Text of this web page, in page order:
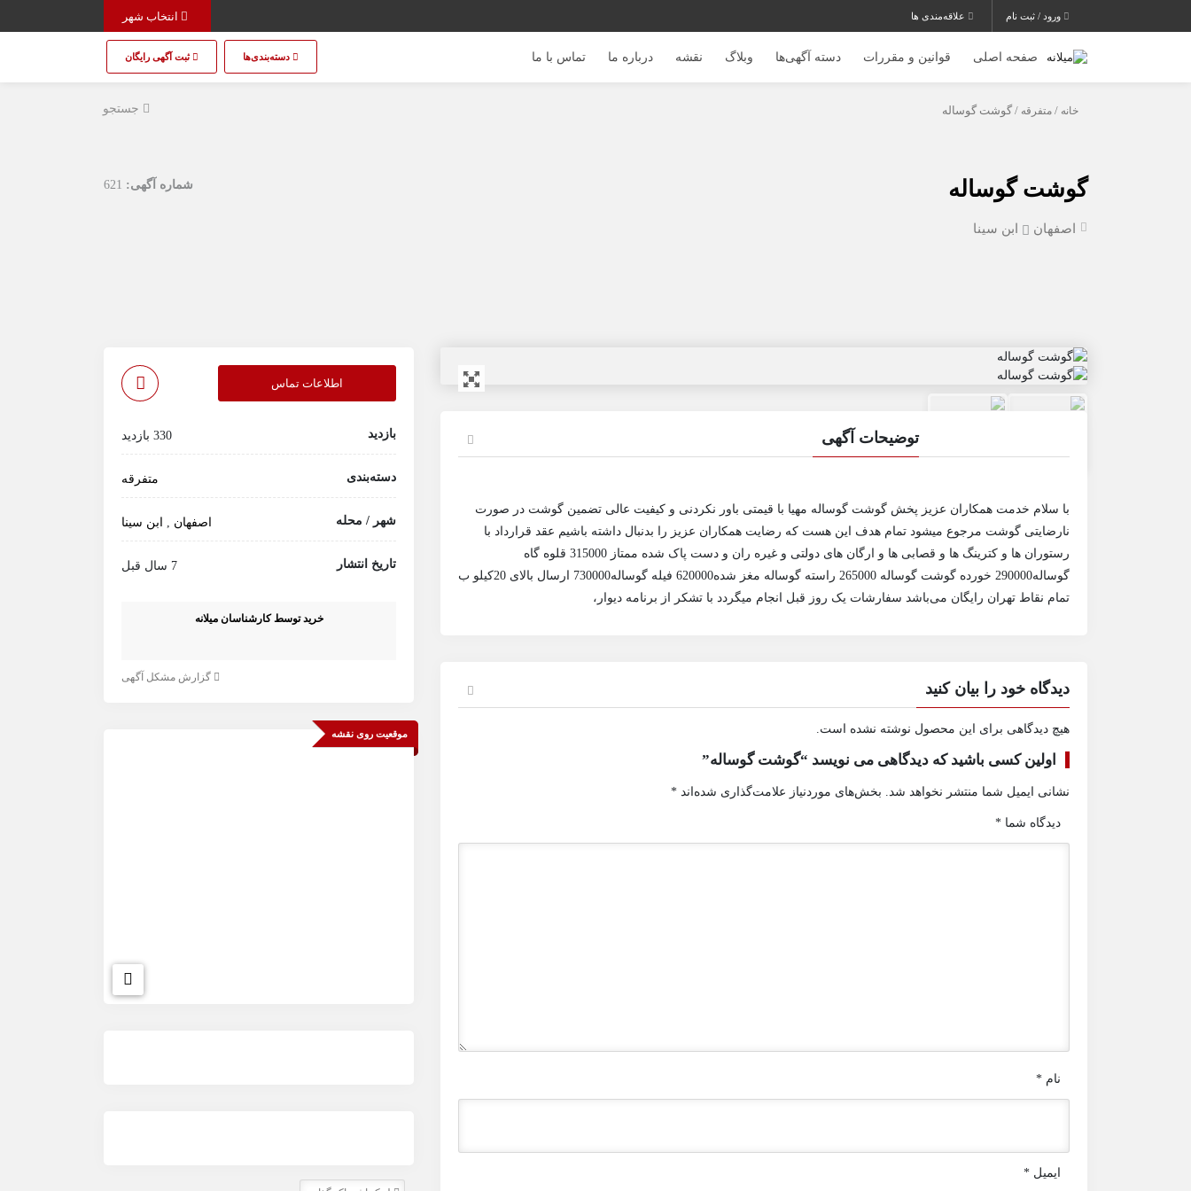
ورود / ثبت نام علاقه‌مندی ها
صفحه اصلی قوانین و مقررات دسته آگهی‌ها وبلاگ نقشه درباره ما تماس با ما دسته‌بندی‌ها ثبت آگهی رایگان
جستجو خانه / متفرقه / گوشت گوساله
گوشت گوساله
اصفهان ابن سینا
شماره آگهی: 621
توضیحات آگهی
با سلام خدمت همکاران عزیز پخش گوشت گوساله مهیا با قیمتی باور نکردنی و کیفیت عالی تضمین گوشت در صورت
نارضایتی گوشت مرجوع میشود تمام هدف این هست که رضایت همکاران عزیز را بدنبال داشته باشیم عقد قرارداد با
رستوران ها و کترینگ ها و قصابی ها و ارگان های دولتی و غیره ران و دست پاک شده ممتاز 315000 قلوه گاه
گوساله290000 خورده گوشت گوساله 265000 راسته گوساله مغز شده620000 فیله گوساله730000 ارسال بالای 20کیلو ب
تمام نقاط تهران رایگان می‌باشد سفارشات یک روز قبل انجام میگردد با تشکر از برنامه دیوار،
دیدگاه خود را بیان کنید
هیچ دیدگاهی برای این محصول نوشته نشده است.
اولین کسی باشید که دیدگاهی می نویسد “گوشت گوساله”
نشانی ایمیل شما منتشر نخواهد شد. بخش‌های موردنیاز علامت‌گذاری شده‌اند *
دیدگاه شما *
نام *
ایمیل *
اطلاعات تماس
بازدید 330 بازدید
دسته‌بندی متفرقه
شهر / محله اصفهان ابن سینا
تاریخ انتشار 7 سال قبل
خرید توسط کارشناسان میلانه
گزارش مشکل آگهی
موقعیت روی نقشه